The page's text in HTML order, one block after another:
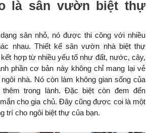
là sân vườn biệt thự
sân nhỏ, nó được thi công với nhiều
nhau. Thiết kế sân vườn nhà biệt thự
hợp từ nhiều yếu tố như đất, nước, cây,
phần cơ bản này không chỉ mang lại vẻ
nhà. Nó còn làm không gian sống của
thêm trong lành. Đặc biệt còn đem đến
cho gia chủ. Đây cũng được coi là một
trí cho ngôi biệt thự của bạn.